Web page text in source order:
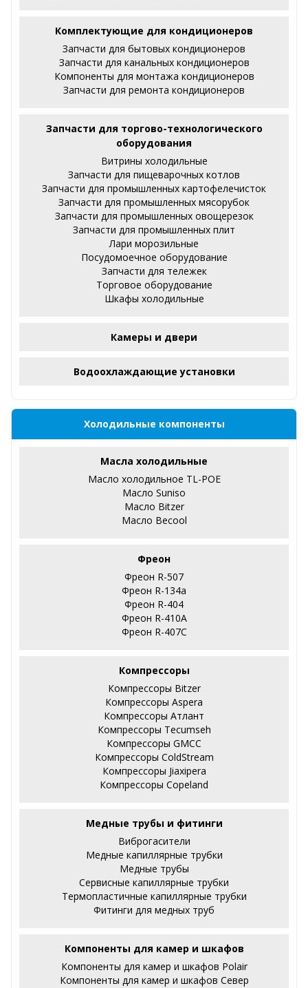
Комплектующие для кондиционеров
Запчасти для бытовых кондиционеров
Запчасти для канальных кондиционеров
Компоненты для монтажа кондиционеров
Запчасти для ремонта кондиционеров
Запчасти для торгово-технологического
оборудования
Витрины холодильные
Запчасти для пищеварочных котлов
Запчасти для промышленных картофелечисток
Запчасти для промышленных мясорубок
Запчасти для промышленных овощерезок
Запчасти для промышленных плит
Лари морозильные
Посудомоечное оборудование
Запчасти для тележек
Торговое оборудование
Шкафы холодильные
Камеры и двери
Водоохлаждающие установки
Холодильные компоненты
Масла холодильные
Масло холодильное TL-POE
Масло Suniso
Масло Bitzer
Масло Becool
Фреон
Фреон R-507
Фреон R-134a
Фреон R-404
Фреон R-410А
Фреон R-407С
Компрессоры
Компрессоры Bitzer
Компрессоры Aspera
Компрессоры Атлант
Компрессоры Tecumseh
Компрессоры GMCC
Компрессоры ColdStream
Компрессоры Jiaxipera
Компрессоры Copeland
Медные трубы и фитинги
Виброгасители
Медные капиллярные трубки
Медные трубы
Сервисные капиллярные трубки
Термопластичные капиллярные трубки
Фитинги для медных труб
Компоненты для камер и шкафов
Компоненты для камер и шкафов Polair
Компоненты для камер и шкафов Север